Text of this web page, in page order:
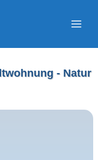
- Natur